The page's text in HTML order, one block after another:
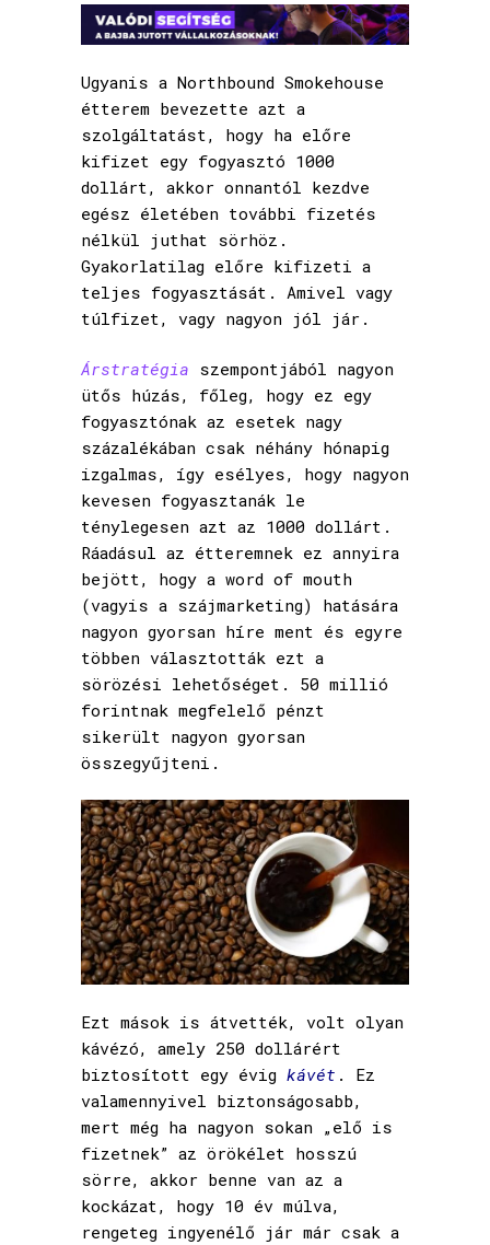
Ugyanis a Northbound Smokehouse
étterem bevezette azt a
szolgáltatást, hogy ha előre
kifizet egy fogyasztó 1000
dollárt, akkor onnantól kezdve
egész életében további fizetés
nélkül juthat sörhöz.
Gyakorlatilag előre kifizeti a
teljes fogyasztását. Amivel vagy
túlfizet, vagy nagyon jól jár.
Árstratégia szempontjából nagyon
ütős húzás, főleg, hogy ez egy
fogyasztónak az esetek nagy
százalékában csak néhány hónapig
izgalmas, így esélyes, hogy nagyon
kevesen fogyasztanák le
ténylegesen azt az 1000 dollárt.
Ráadásul az étteremnek ez annyira
bejött, hogy a word of mouth
(vagyis a szájmarketing) hatására
nagyon gyorsan híre ment és egyre
többen választották ezt a
sörözési lehetőséget. 50 millió
forintnak megfelelő pénzt
sikerült nagyon gyorsan
összegyűjteni.
Ezt mások is átvették, volt olyan
kávézó, amely 250 dollárért
biztosított egy évig kávét . Ez
valamennyivel biztonságosabb,
mert még ha nagyon sokan „elő is
fizetnek” az örökélet hosszú
sörre, akkor benne van az a
kockázat, hogy 10 év múlva,
rengeteg ingyenélő jár már csak a